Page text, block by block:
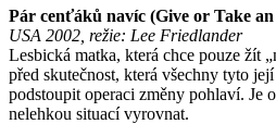
Pár cenťáků navíc (Give or Take
USA 2002, režie: Lee Friedlander
Lesbická matka, která chce pouze žít
před skutečnost, která všechny tyto
podstoupit operaci změny pohlaví. Je
nelehkou situací vyrovnat.